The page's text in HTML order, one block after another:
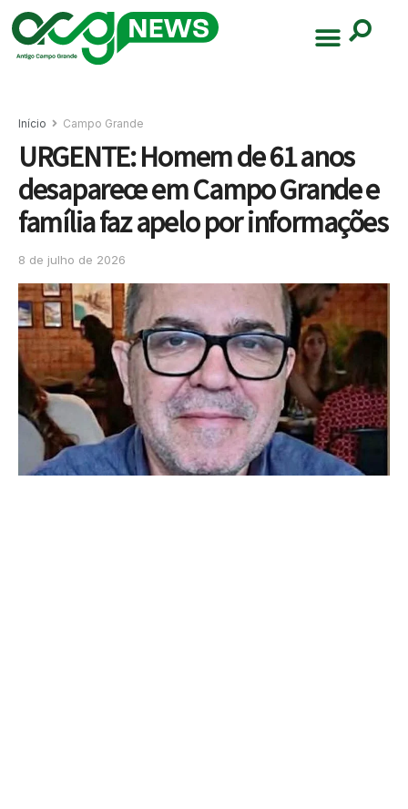
Início Campo Grande
URGENTE: Homem de 61 anos
desaparece em Campo Grande e
família faz apelo por informações
8 de julho de 2026